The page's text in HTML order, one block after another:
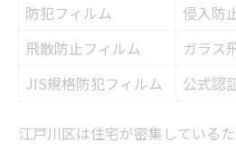
用途別に選ぶ窓ガラス
飛散防止フィルムと防
解説
江戸川区で人気の機能
防犯フィルム
侵入防
飛散防止フィルム
ガラス
JIS規格防犯フィルム
公式認
江戸川区は住宅が密集している